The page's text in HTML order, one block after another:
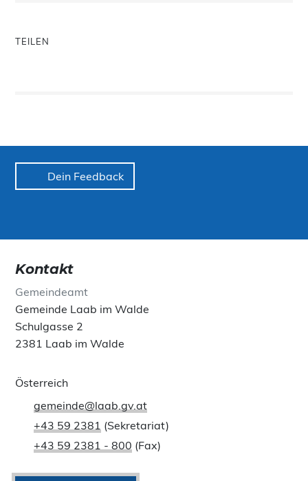
TEILEN
Dein Feedback
Kontakt
Gemeindeamt
Gemeinde Laab im Walde
Schulgasse 2
2381 Laab im Walde
Österreich
gemeinde@laab.gv.at
+43 59 2381 (Sekretariat)
+43 59 2381 - 800 (Fax)